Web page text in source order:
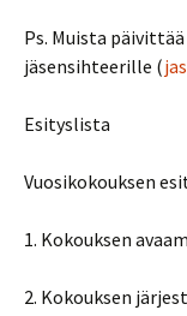
Ps. Muista
jäsensihteerille (
Esityslista
Vuosikokouksen
1. Kokouksen
2. Kokouksen